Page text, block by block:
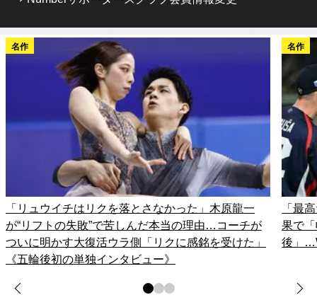
名作
「リュウイチはリクを落とさなかった」木原龍一
が“リフトの失敗”で苦しんだ本当の理由…コーチが
ついに明かす大復活ウラ側「リクに感銘を受けた」
《五輪後初の単独インタビュー》
名作
「最
果で
後」